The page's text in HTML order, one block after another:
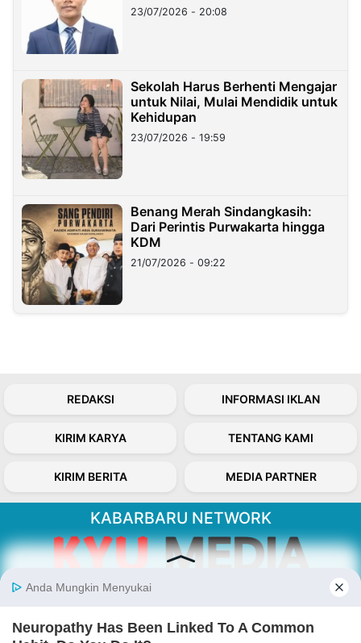
23/07/2026 - 20:08
Sekolah Harus Berhenti Mengajar
untuk Nilai, Mulai Mendidik untuk
Kehidupan
23/07/2026 - 19:59
Benang Merah Sindangkasih:
Dari Perintis Purwakarta hingga
KDM
21/07/2026 - 09:22
REDAKSI INFORMASI IKLAN
KIRIM KARYA TENTANG KAMI
KIRIM BERITA MEDIA PARTNER
KABARBARU NETWORK